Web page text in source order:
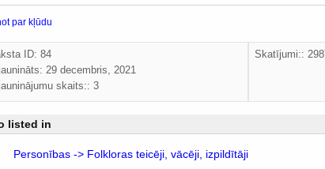
par kļūdu
ID: 84
29 decembris, 2021
skaits:: 3
Skatījumi::
listed in
Personības -> Folkloras teicēji, vācēji, izpildītāji